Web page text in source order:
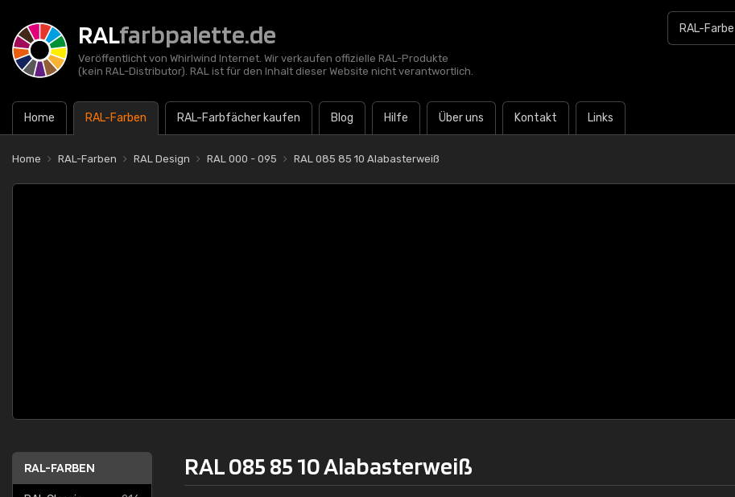
RALfarbpalette.de
Veröffentlicht von Whirlwind Internet. Wir verkaufen offizielle RAL-Produkte
(kein RAL-Distributor). RAL ist für den Inhalt dieser Website nicht verantwortlich.
Home RAL-Farben RAL-Farbfächer kaufen Blog Hilfe Über uns Kontakt Links
Home RAL-Farben RAL Design RAL 000 - 095 RAL 085 85 10 Alabasterweiß
RAL-FARBEN RAL 085 85 10 Alabasterweiß